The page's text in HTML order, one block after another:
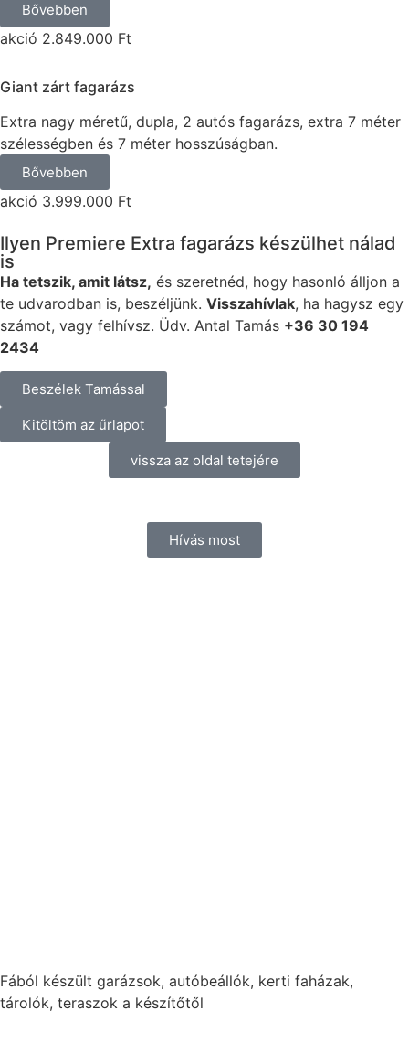
Bővebben
akció 2.849.000 Ft
Giant zárt fagarázs
Extra nagy méretű, dupla, 2 autós fagarázs, extra 7 méter
szélességben és 7 méter hosszúságban.
Bővebben
akció 3.999.000 Ft
Ilyen Premiere Extra fagarázs készülhet nálad
is
Ha tetszik, amit látsz, és szeretnéd, hogy hasonló álljon a
te udvarodban is, beszéljünk. Visszahívlak, ha hagysz egy
számot, vagy felhívsz. Üdv. Antal Tamás +36 30 194
2434
Beszélek Tamással
Kitöltöm az űrlapot
vissza az oldal tetejére
Hívás most
Fából készült garázsok, autóbeállók, kerti faházak,
tárolók, teraszok a készítőtől